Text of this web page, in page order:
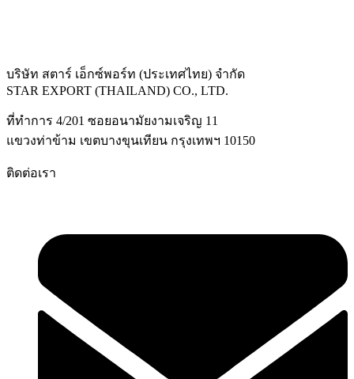
บริษัท สตาร์ เอ็กซ์พอร์ท (ประเทศไทย) จำกัด
STAR EXPORT (THAILAND) CO., LTD.
ที่ทำการ 4/201 ซอยอนามัยงามเจริญ 11
แขวงท่าข้าม เขตบางขุนเทียน กรุงเทพฯ 10150
ติดต่อเรา